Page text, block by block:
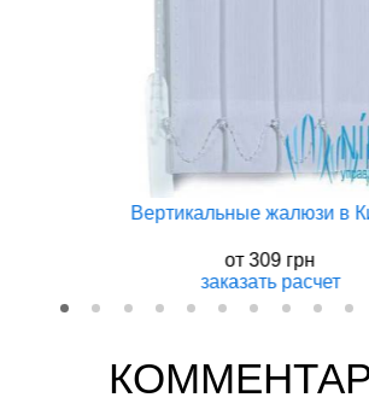
Вертикальные жалюзи в
от309 грн
заказать расчет